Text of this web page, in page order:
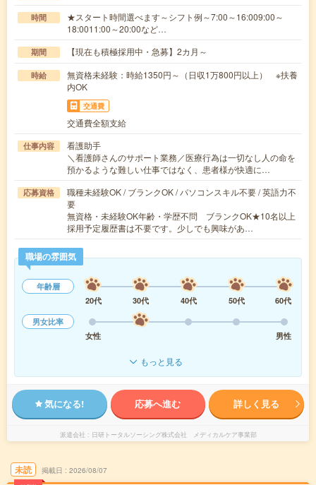
時間
★スタート時間選べます～シフト例～7:00～16:009:00～
18:0011:00～20:00など…
期間 【現在も積極採用中・急募】2カ月～
時給
無資格未経験：時給1350円～（日収1万800円以上） ※扶養
内OK
交通費
交通費全額支給
仕事内容
看護助手
＼看護師さんのサポート業務／医療行為は一切なし人の命を
預かるような難しい仕事ではなく、患者様が快適に…
応募資格
職種未経験OK / ブランクOK / パソコンスキル不要 / 英語力不
要
無資格・未経験OK年齢・学歴不問 ブランクOK★10名以上
採用予定履歴書は不要です。少しでも興味があ…
職場の雰囲気
年齢層
20代
30代 40代 50代
60代
男女比率
女性
男性
もっと見る
気になる! 応募へ進む 詳しく見る
派遣会社 日研トータルソーシング株式会社 メディカルケア事業部
未読 掲載日 2026/08/07